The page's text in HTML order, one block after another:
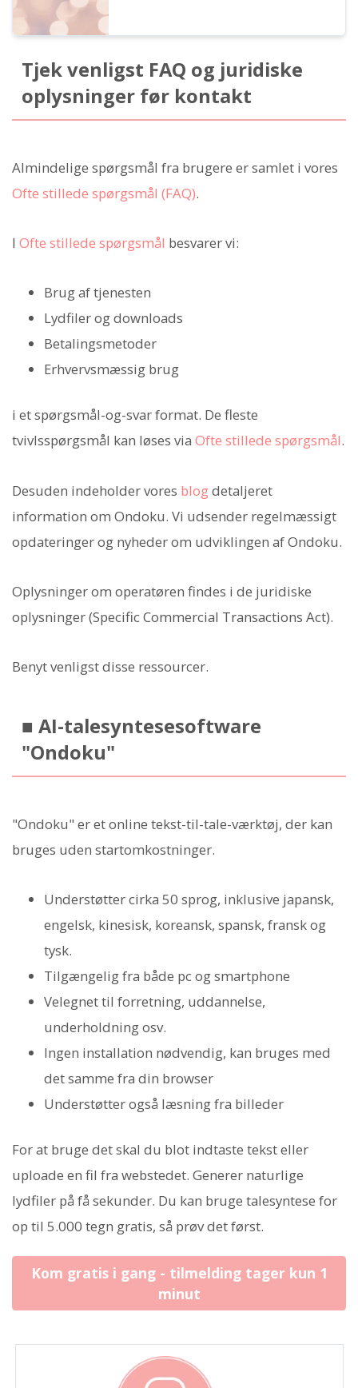
Tjek venligst FAQ og juridiske
oplysninger før kontakt
Almindelige spørgsmål fra brugere er samlet i vores
Ofte stillede spørgsmål (FAQ).
I Ofte stillede spørgsmål besvarer vi:
Brug af tjenesten
Lydfiler og downloads
Betalingsmetoder
Erhvervsmæssig brug
i et spørgsmål-og-svar format. De fleste
tvivlsspørgsmål kan løses via Ofte stillede spørgsmål.
Desuden indeholder vores blogdetaljeret
information om Ondoku. Vi udsender regelmæssigt
opdateringer og nyheder om udviklingen af Ondoku.
Oplysninger om operatøren findes i de juridiske
oplysninger (Specific Commercial Transactions Act).
Benyt venligst disse ressourcer.
■ AI-talesyntesesoftware
"Ondoku"
"Ondoku" er et online tekst-til-tale-værktøj, der kan
bruges uden startomkostninger.
Understøtter cirka 50 sprog, inklusive japansk,
engelsk, kinesisk, koreansk, spansk, fransk og
tysk.
Tilgængelig fra både pc og smartphone
Velegnet til forretning, uddannelse,
underholdning osv.
Ingen installation nødvendig, kan bruges med
det samme fra din browser
Understøtter også læsning fra billeder
For at bruge det skal du blot indtaste tekst eller
uploade en fil fra webstedet. Generer naturlige
lydfiler på få sekunder. Du kan bruge talesyntese for
op til 5.000 tegn gratis, så prøv det først.
Kom gratis i gang - tilmelding tager kun 1
minut